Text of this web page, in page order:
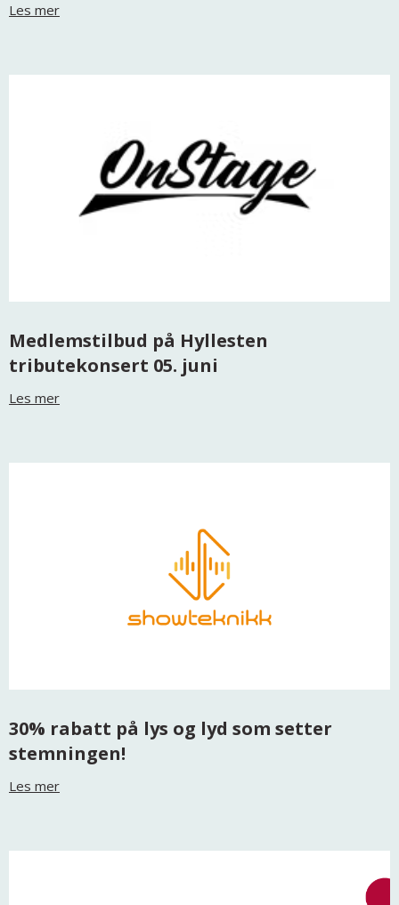
Les mer
Medlemstilbud på Hyllesten
tributekonsert 05. juni
Les mer
30% rabatt på lys og lyd som setter
stemningen!
Les mer